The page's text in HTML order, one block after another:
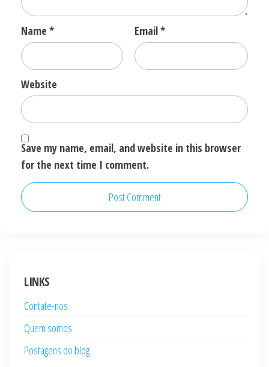
Name * Email*
Website
Save my name, email, and website in this browser
for the next time I comment.
LINKS
Contate-nos
Quem somos
Postagens do blog